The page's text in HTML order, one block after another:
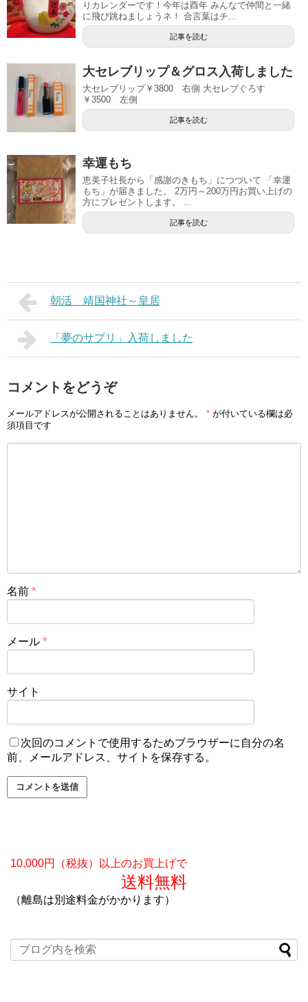
りカレンダーです！今年は酉年 みんなで仲間と一緒
に飛び跳ねましょうネ！ 合言葉はチ...
記事を読む
大セレブリップ＆グロス入荷しました
大セレブリップ￥3800 右側 大セレブぐろす
￥3500 左側
記事を読む
幸運もち
恵美子社長から「感謝のきもち」につづいて 「幸運
もち」が届きました。 2万円～200万円お買い上げの
方にプレゼントします。 ...
記事を読む
朝活 靖国神社～皇居
「夢のサプリ」入荷しました
コメントをどうぞ
メールアドレスが公開されることはありません。 * が付いている欄は必
須項目です
名前 *
メール *
サイト
次回のコメントで使用するためブラウザーに自分の名
前、メールアドレス、サイトを保存する。
10,000円（税抜）以上のお買上げで
送料無料
（離島は別途料金がかかります）